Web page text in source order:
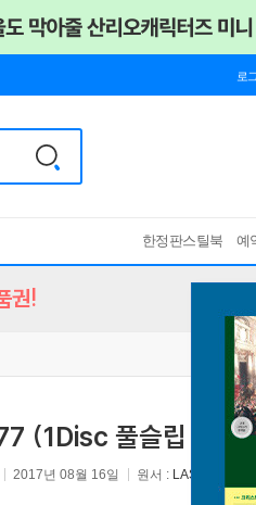
로
한정판스틸북 예
권!
(1Disc 풀슬립 한정
2017년 08월 16일 원서 : LAST HERO